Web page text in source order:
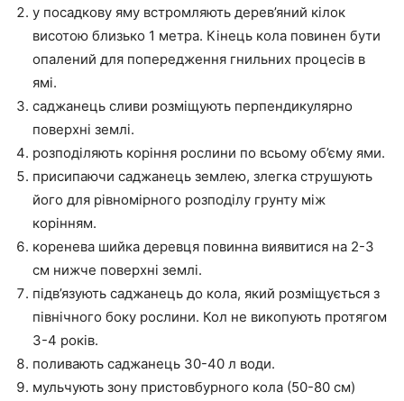
у посадкову яму встромляють дерев’яний кілок
висотою близько 1 метра. Кінець кола повинен бути
опалений для попередження гнильних процесів в
ямі.
саджанець сливи розміщують перпендикулярно
поверхні землі.
розподіляють коріння рослини по всьому об’єму ями.
присипаючи саджанець землею, злегка струшують
його для рівномірного розподілу грунту між
корінням.
коренева шийка деревця повинна виявитися на 2-3
см нижче поверхні землі.
підв’язують саджанець до кола, який розміщується з
північного боку рослини. Кол не викопують протягом
3-4 років.
поливають саджанець 30-40 л води.
мульчують зону пристовбурного кола (50-80 см)